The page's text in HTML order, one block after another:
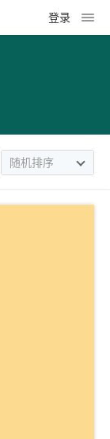
登录
随机排序